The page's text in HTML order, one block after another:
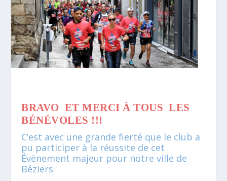
BRAVO ET MERCI À TOUS LES
BÉNÉVOLES !!!
C’est avec une grande fierté que le club a
pu participer à la réussite de cet
Évènement majeur pour notre ville de
Béziers.